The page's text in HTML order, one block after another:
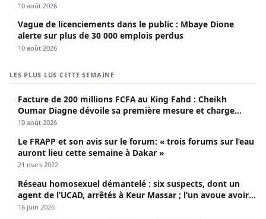
10 août 2026
Vague de licenciements dans le public : Mbaye Dione
alerte sur plus de 30 000 emplois perdus
10 août 2026
LES PLUS LUS CETTE SEMAINE
Facture de 200 millions FCFA au King Fahd : Cheikh
Oumar Diagne dévoile sa première mesure et charge
Diomaye et Cie
10 août 2026
Le FRAPP et son avis sur le forum: « trois forums sur l’eau
auront lieu cette semaine à Dakar »
21 mars 2022
Réseau homosexuel démantelé : six suspects, dont un
agent de l’UCAD, arrêtés à Keur Massar ; l’un avoue avoir
propagé le VIH depuis 2018
16 juin 2026